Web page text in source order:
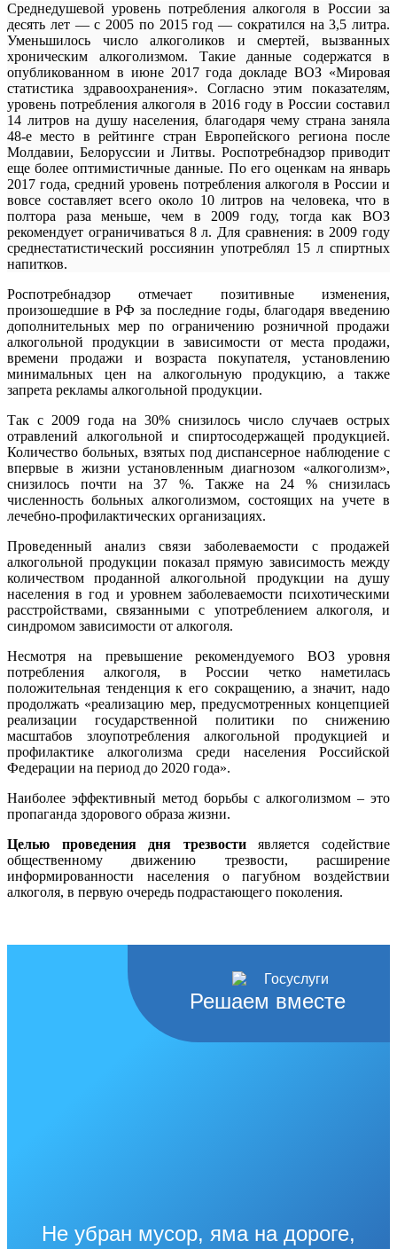
Среднедушевой уровень потребления алкоголя в России за
десять лет — с 2005 по 2015 год — сократился на 3,5 литра.
Уменьшилось число алкоголиков и смертей, вызванных
хроническим алкоголизмом. Такие данные содержатся в
опубликованном в июне 2017 года докладе ВОЗ «Мировая
статистика здравоохранения». Согласно этим показателям,
уровень потребления алкоголя в 2016 году в России составил
14 литров на душу населения, благодаря чему страна заняла
48-е место в рейтинге стран Европейского региона после
Молдавии, Белоруссии и Литвы. Роспотребнадзор приводит
еще более оптимистичные данные. По его оценкам на январь
2017 года, средний уровень потребления алкоголя в России и
вовсе составляет всего около 10 литров на человека, что в
полтора раза меньше, чем в 2009 году, тогда как ВОЗ
рекомендует ограничиваться 8 л. Для сравнения: в 2009 году
среднестатистический россиянин употреблял 15 л спиртных
напитков.
Роспотребнадзор отмечает позитивные изменения,
произошедшие в РФ за последние годы, благодаря введению
дополнительных мер по ограничению розничной продажи
алкогольной продукции в зависимости от места продажи,
времени продажи и возраста покупателя, установлению
минимальных цен на алкогольную продукцию, а также
запрета рекламы алкогольной продукции.
Так с 2009 года на 30% снизилось число случаев острых
отравлений алкогольной и спиртосодержащей продукцией.
Количество больных, взятых под диспансерное наблюдение с
впервые в жизни установленным диагнозом «алкоголизм»,
снизилось почти на 37 %. Также на 24 % снизилась
численность больных алкоголизмом, состоящих на учете в
лечебно-профилактических организациях.
Проведенный анализ связи заболеваемости с продажей
алкогольной продукции показал прямую зависимость между
количеством проданной алкогольной продукции на душу
населения в год и уровнем заболеваемости психотическими
расстройствами, связанными с употреблением алкоголя, и
синдромом зависимости от алкоголя.
Несмотря на превышение рекомендуемого ВОЗ уровня
потребления алкоголя, в России четко наметилась
положительная тенденция к его сокращению, а значит, надо
продолжать «реализацию мер, предусмотренных концепцией
реализации государственной политики по снижению
масштабов злоупотребления алкогольной продукцией и
профилактике алкоголизма среди населения Российской
Федерации на период до 2020 года».
Наиболее эффективный метод борьбы с алкоголизмом – это
пропаганда здорового образа жизни.
Целью проведения дня трезвостиявляется содействие
общественному движению трезвости, расширение
информированности населения о пагубном воздействии
алкоголя, в первую очередь подрастающего поколения.
Решаем вместе
Не убран мусор, яма на дороге,